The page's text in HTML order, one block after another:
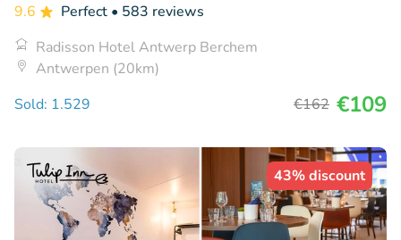
9.6
Perfect • 583 reviews
Radisson Hotel Antwerp Berchem
Antwerpen (20km)
Sold: 1.529
€162 €109
43% discount